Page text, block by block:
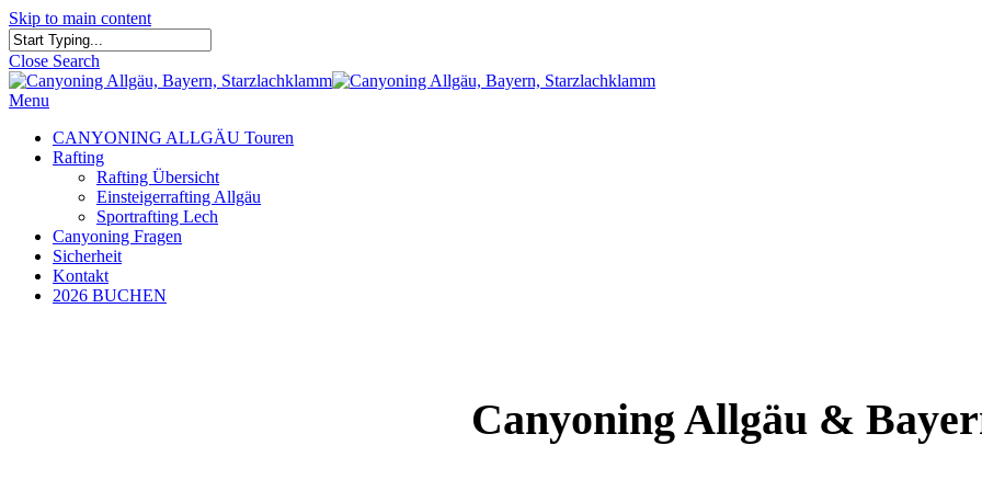
Skip to main content
Close Search
Menu
CANYONING ALLGÄU Touren
Rafting
Rafting Übersicht
Einsteigerrafting Allgäu
Sportrafting Lech
Canyoning Fragen
Sicherheit
Kontakt
2026 BUCHEN
Canyoning Allgäu &